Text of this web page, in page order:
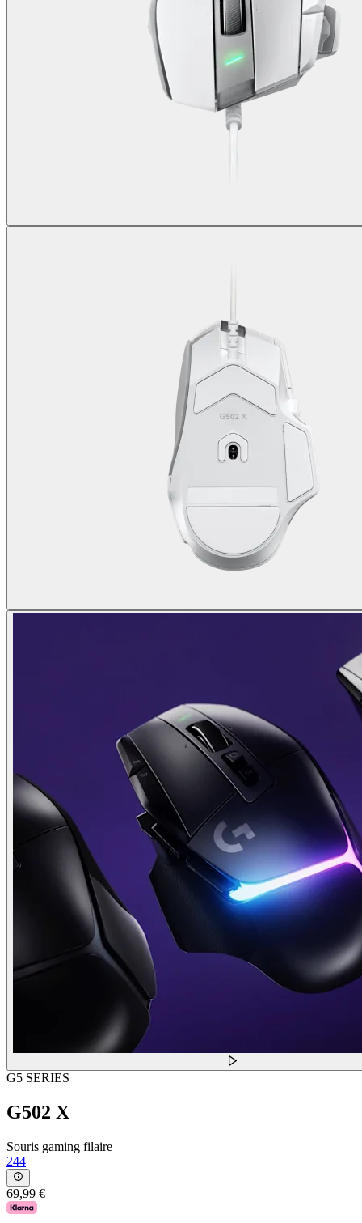
G5 SERIES
G502 X
Souris gaming filaire
244
69,99 €